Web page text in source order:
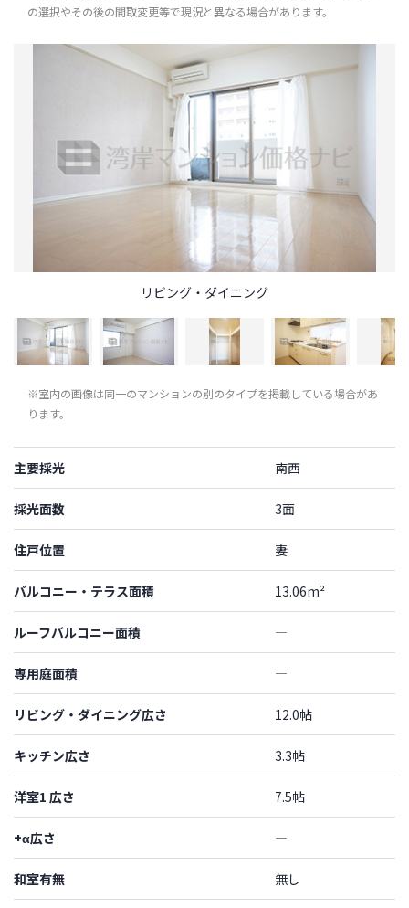
の選択やその後の間取変更等で現況と異なる場合があります。
リビング・ダイニング
※室内の画像は同一のマンションの別のタイプを掲載している場合があ
ります。
主要採光 南西
採光面数 3面
住戸位置 妻
バルコニー・テラス面積 13.06m²
ルーフバルコニー面積 ―
専用庭面積 ―
リビング・ダイニング広さ 12.0帖
キッチン広さ 3.3帖
洋室1 広さ 7.5帖
+α広さ ―
和室有無 無し